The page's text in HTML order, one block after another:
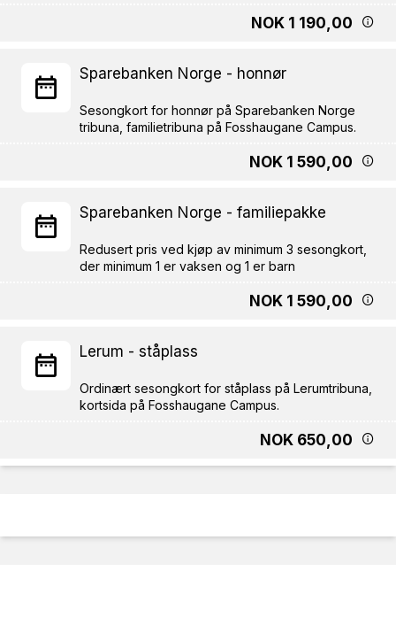
NOK 1 190,00
Sparebanken Norge - honnør
Sesongkort for honnør på Sparebanken Norge
NOK 1 590,00
Sparebanken Norge - familiepakke
Redusert pris ved kjøp av minimum 3 sesongkort,
NOK 1 590,00
Lerum - ståplass
Ordinært sesongkort for ståplass på Lerumtribuna,
NOK 650,00